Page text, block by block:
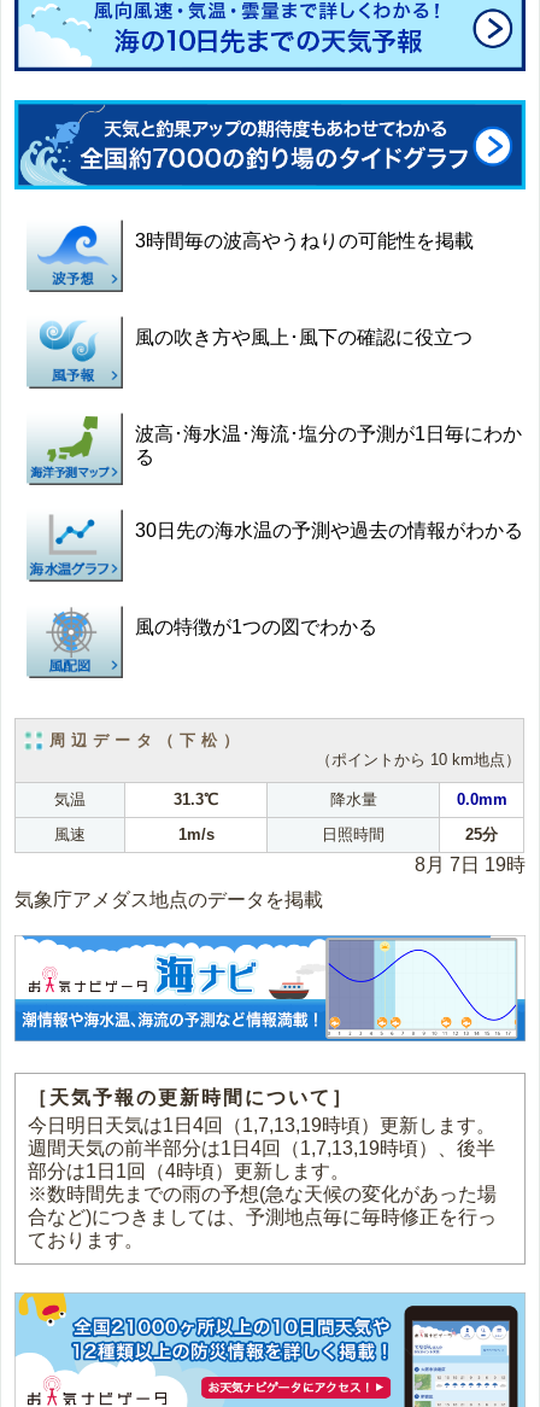
3時間毎の波高やうねりの可能性を掲載
風の吹き方や風上･風下の確認に役立つ
波高･海水温･海流･塩分の予測が1日毎にわか
る
30日先の海水温の予測や過去の情報がわかる
風の特徴が1つの図でわかる
周辺データ（下松）
（ポイントから 10 km地点）
気温 31.3℃ 降水量
0.0mm
風速
1m/s 日照時間 25分
8月 7日 19時
気象庁アメダス地点のデータを掲載
［天気予報の更新時間について］
今日明日天気は1日4回（1,7,13,19時頃）更新します。
週間天気の前半部分は1日4回（1,7,13,19時頃）、後半
部分は1日1回（4時頃）更新します。
※数時間先までの雨の予想(急な天候の変化があった場
合など)につきましては、予測地点毎に毎時修正を行っ
ております。